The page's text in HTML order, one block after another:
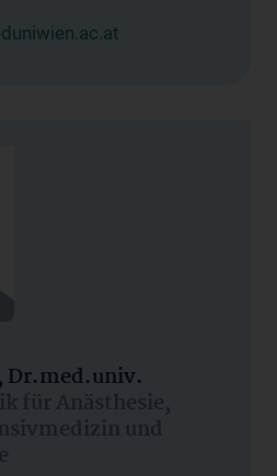
Dr.med.univ.
für Anästhesie,
und